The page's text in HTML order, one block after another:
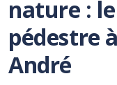
nature :
pédestre
André